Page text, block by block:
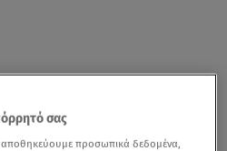
σας
αποθηκεύουμε προσωπικά δεδομένα,